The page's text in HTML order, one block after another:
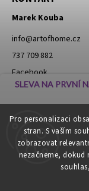
Pro personalizaci
stran. S vaším
zobrazovat
nezačneme, dokud
Marek Kouba
info@artofhome.cz
737 709 882
Facebook
Instagram
Moje
SLEVA NA PRVNÍ
slevách přímo do